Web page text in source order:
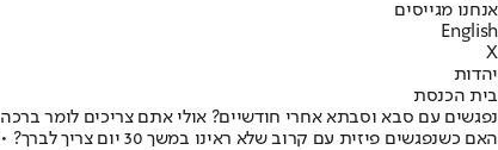
אנחנו מגייסים
English
X
יהדות
בית הכנסת
נפגשים עם סבא וסבתא אחרי חודשיים? אולי אתם צריכים לומר ברכה
האם כשנפגשים פיזית עם קרוב שלא ראינו במשך 30 יום צריך לברך? • ומה הדין אם ערכנו איתו מפגש זום? • הרב יוסף צבי רימון עושה סדר